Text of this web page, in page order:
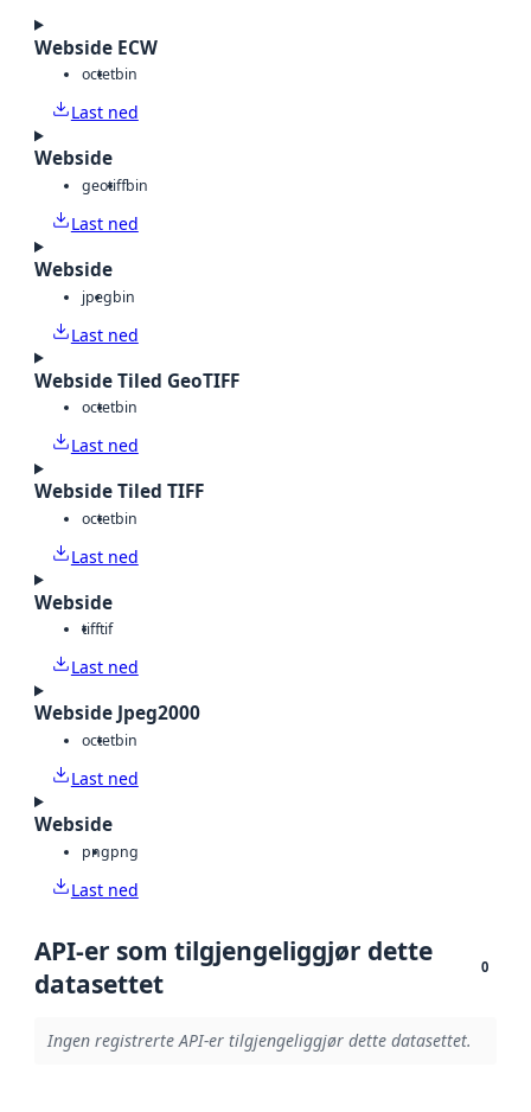
Webside ECW
octetbin
Last ned
Webside
geotiffbin
Last ned
Webside
jpegbin
Last ned
Webside Tiled GeoTIFF
octetbin
Last ned
Webside Tiled TIFF
octetbin
Last ned
Webside
tifftif
Last ned
Webside Jpeg2000
octetbin
Last ned
Webside
pngpng
Last ned
API-er som tilgjengeliggjør dette
datasettet
0
Ingen registrerte API-er tilgjengeliggjør dette datasettet.